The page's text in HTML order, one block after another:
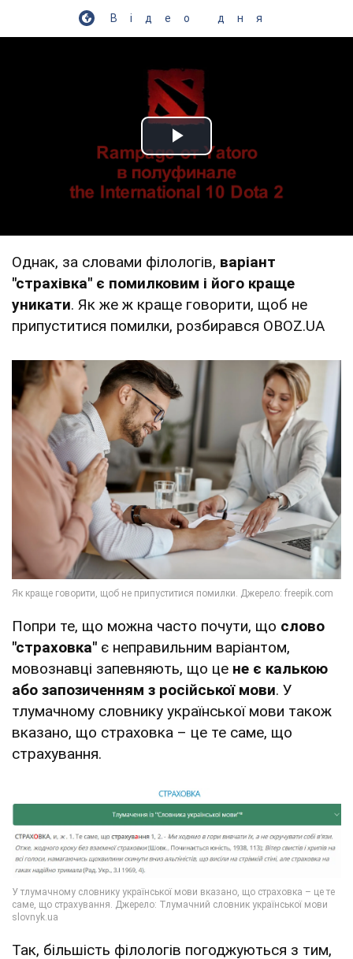
Відео дня
Play Video
Однак, за словами філологів, варіант
"страхівка" є помилковим і його краще
уникати. Як же ж краще говорити, щоб не
припуститися помилки, розбирався OBOZ.UA
Попри те, що можна часто почути, що слово
"страховка" є неправильним варіантом,
мовознавці запевняють, що це не є калькою
або запозиченням з російської мови. У
тлумачному словнику української мови також
вказано, що страховка – це те саме, що
страхування.
Так, більшість філологів погоджуються з тим,